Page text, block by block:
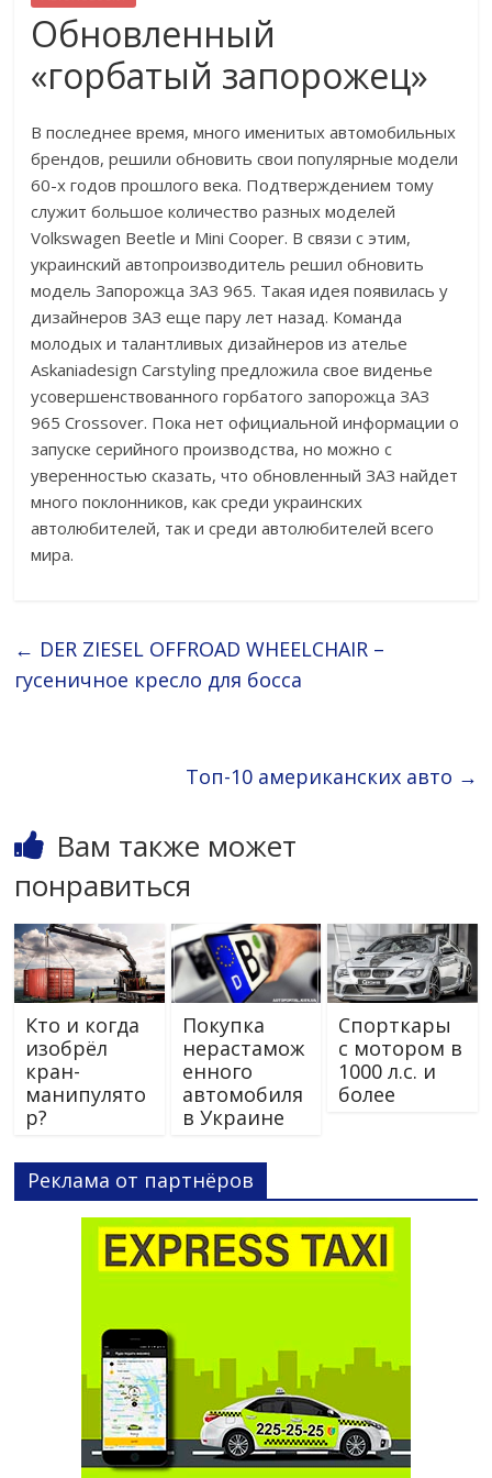
Обновленный
«горбатый запорожец»
В последнее время, много именитых автомобильных
брендов, решили обновить свои популярные модели
60-х годов прошлого века. Подтверждением тому
служит большое количество разных моделей
Volkswagen Beetle и Mini Cooper. В связи с этим,
украинский автопроизводитель решил обновить
модель Запорожца ЗАЗ 965. Такая идея появилась у
дизайнеров ЗАЗ еще пару лет назад. Команда
молодых и талантливых дизайнеров из ателье
Askaniadesign Carstyling предложила свое виденье
усовершенствованного горбатого запорожца ЗАЗ
965 Crossover. Пока нет официальной информации о
запуске серийного производства, но можно с
уверенностью сказать, что обновленный ЗАЗ найдет
много поклонников, как среди украинских
автолюбителей, так и среди автолюбителей всего
мира.
← DER ZIESEL OFFROAD WHEELCHAIR –
гусеничное кресло для босса
Топ-10 американских авто →
Вам также может
понравиться
Кто и когда
изобрёл
кран-
манипулято
р?
Покупка
нерастамож
енного
автомобиля
в Украине
Спорткары
с мотором в
1000 л.с. и
более
Реклама от партнёров